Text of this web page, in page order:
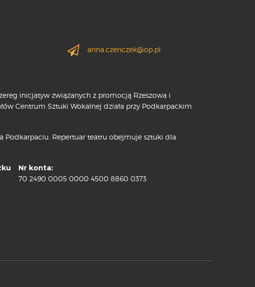
anna.czenczek@op.pl
inicjatyw związanych z promocją Rzeszowa i
Centrum Sztuki Wokalnej działa przy Podkarpackim
Podkarpaciu. Repertuar teatru obejmuje sztuki dla
Nr konta:
70 2490 0005 0000 4500 8860 0373